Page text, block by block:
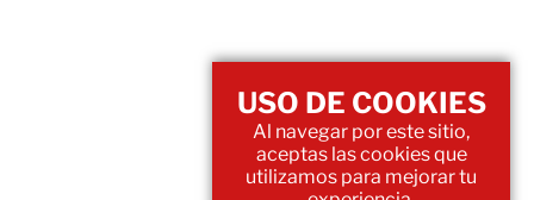
USO DE COOKIES
Al navegar por este sitio,
aceptas las cookies que
utilizamos para mejorar tu